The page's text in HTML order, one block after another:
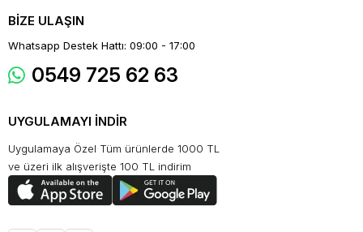
BİZE ULAŞIN
Whatsapp Destek Hattı: 09:00 - 17:00
0549 725 62 63
UYGULAMAYI İNDİR
Uygulamaya Özel Tüm ürünlerde 1000 TL
ve üzeri ilk alışverişte 100 TL indirim